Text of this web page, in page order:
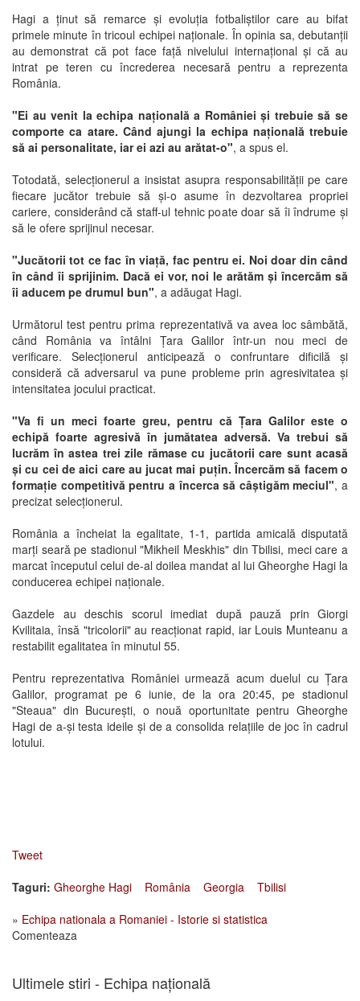
Hagi a ținut să remarce și evoluția fotbaliștilor care au bifat
primele minute în tricoul echipei naționale. În opinia sa, debutanții
au demonstrat că pot face față nivelului internațional și că au
intrat pe teren cu încrederea necesară pentru a reprezenta
România.
"Ei au venit la echipa națională a României și trebuie să se
comporte ca atare. Când ajungi la echipa națională trebuie
să ai personalitate, iar ei azi au arătat-o", a spus el.
Totodată, selecționerul a insistat asupra responsabilității pe care
fiecare jucător trebuie să și-o asume în dezvoltarea propriei
cariere, considerând că staff-ul tehnic poate doar să îi îndrume și
să le ofere sprijinul necesar.
"Jucătorii tot ce fac în viață, fac pentru ei. Noi doar din când
în când îi sprijinim. Dacă ei vor, noi le arătăm și încercăm să
îi aducem pe drumul bun", a adăugat Hagi.
Următorul test pentru prima reprezentativă va avea loc sâmbătă,
când România va întâlni Țara Galilor într-un nou meci de
verificare. Selecționerul anticipează o confruntare dificilă și
consideră că adversarul va pune probleme prin agresivitatea și
intensitatea jocului practicat.
"Va fi un meci foarte greu, pentru că Țara Galilor este o
echipă foarte agresivă în jumătatea adversă. Va trebui să
lucrăm în astea trei zile rămase cu jucătorii care sunt acasă
și cu cei de aici care au jucat mai puțin. Încercăm să facem o
formație competitivă pentru a încerca să câștigăm meciul", a
precizat selecționerul.
România a încheiat la egalitate, 1-1, partida amicală disputată
marți seară pe stadionul "Mikheil Meskhis" din Tbilisi, meci care a
marcat începutul celui de-al doilea mandat al lui Gheorghe Hagi la
conducerea echipei naționale.
Gazdele au deschis scorul imediat după pauză prin Giorgi
Kvilitaia, însă "tricolorii" au reacționat rapid, iar Louis Munteanu a
restabilit egalitatea în minutul 55.
Pentru reprezentativa României urmează acum duelul cu Țara
Galilor, programat pe 6 iunie, de la ora 20:45, pe stadionul
"Steaua" din București, o nouă oportunitate pentru Gheorghe
Hagi de a-și testa ideile și de a consolida relațiile de joc în cadrul
lotului.
Tweet
Taguri: Gheorghe Hagi România Georgia
Tbilisi
» Echipa nationala a Romaniei - Istorie si statistica
Comenteaza
Ultimele stiri - Echipa națională